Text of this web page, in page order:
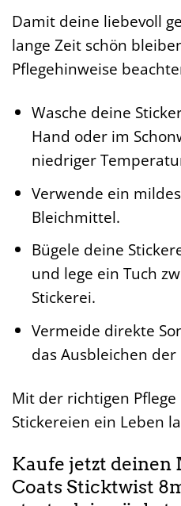
Damit deine liebevoll
lange Zeit schön
Pflegehinweise
Wasche deine
Hand oder im
niedriger
Verwende ein
Bleichmittel.
Bügele deine
und lege ein Tuch
Stickerei.
Vermeide direkte
das Ausbleichen
Mit der richtigen
Stickereien ein Leben
Kaufe jetzt deinen
Coats Sticktwist